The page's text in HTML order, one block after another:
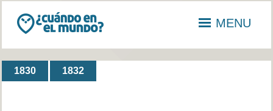
MENU
1830 1832